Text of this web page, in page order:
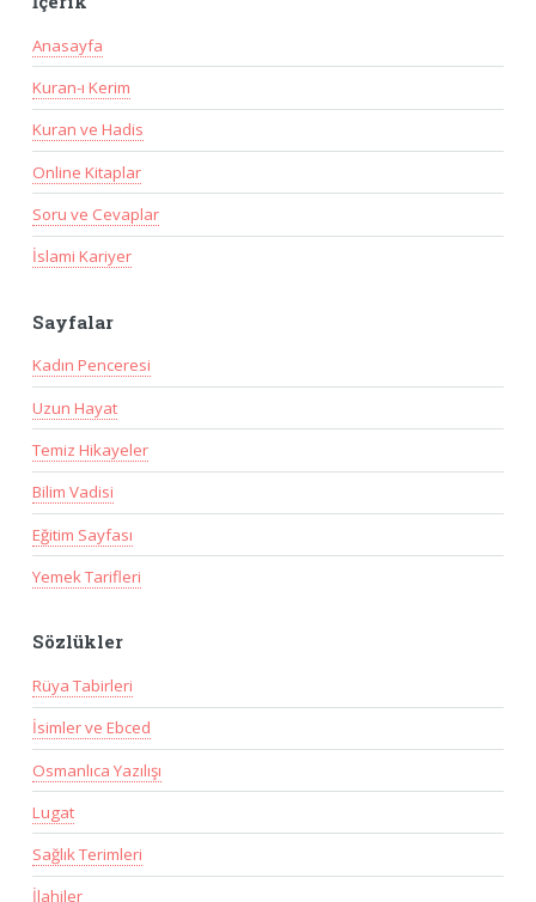
Anasayfa
Kuran-ı Kerim
Kuran ve Hadis
Online Kitaplar
Soru ve Cevaplar
İslami Kariyer
Sayfalar
Kadın Penceresi
Uzun Hayat
Temiz Hikayeler
Bilim Vadisi
Eğitim Sayfası
Yemek Tarifleri
Sözlükler
Rüya Tabirleri
İsimler ve Ebced
Osmanlıca Yazılışı
Lugat
Sağlık Terimleri
İlahiler